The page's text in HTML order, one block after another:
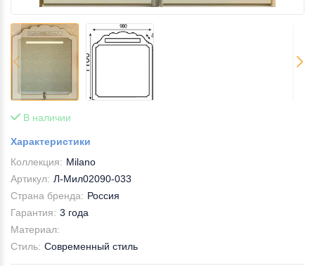
В наличии
Характеристики
Коллекция: Milano
Артикул: Л-Мил02090-033
Страна бренда: Россия
Гарантия: 3 года
Материал:
Стиль: Современный стиль